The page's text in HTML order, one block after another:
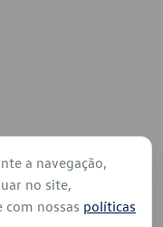
a navegação,
no site,
com nossas políticas